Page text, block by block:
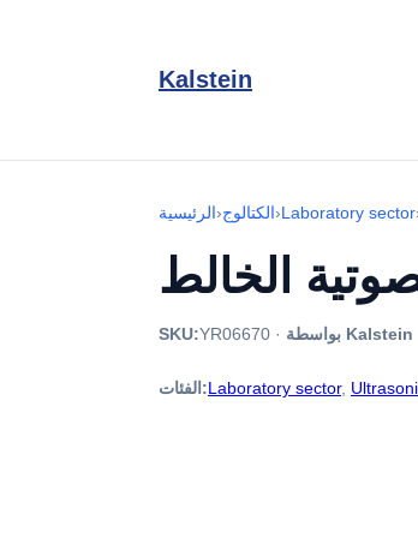
Kalstein
الرئيسية›الكتالوج›Laboratory sector
SKU:YR06670 · بواسطة Kalstein
الفئات:Laboratory sector,